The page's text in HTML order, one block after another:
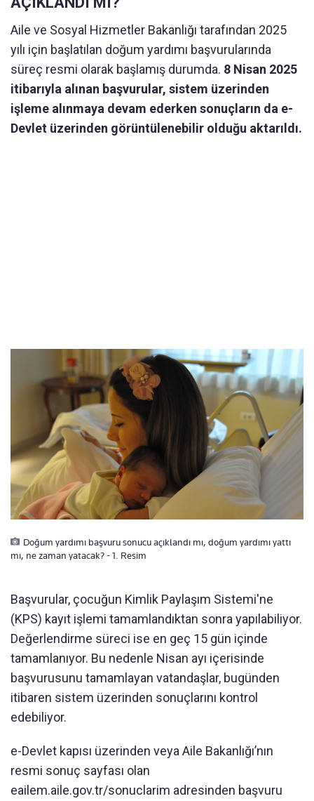
Aile ve Sosyal Hizmetler Bakanlığı tarafından 2025
yılı için başlatılan doğum yardımı başvurularında
süreç resmi olarak başlamış durumda. 8 Nisan 2025
itibarıyla alınan başvurular, sistem üzerinden
işleme alınmaya devam ederken sonuçların da e-
Devlet üzerinden görüntülenebilir olduğu aktarıldı.
Doğum yardımı başvuru sonucu açıklandı mı, doğum yardımı yattı
mı, ne zaman yatacak? - 1. Resim
Başvurular, çocuğun Kimlik Paylaşım Sistemi'ne
(KPS) kayıt işlemi tamamlandıktan sonra yapılabiliyor.
Değerlendirme süreci ise en geç 15 gün içinde
tamamlanıyor. Bu nedenle Nisan ayı içerisinde
başvurusunu tamamlayan vatandaşlar, bugünden
itibaren sistem üzerinden sonuçlarını kontrol
edebiliyor.
e-Devlet kapısı üzerinden veya Aile Bakanlığı’nın
resmi sonuç sayfası olan
eailem.aile.gov.tr/sonuclarim adresinden başvuru